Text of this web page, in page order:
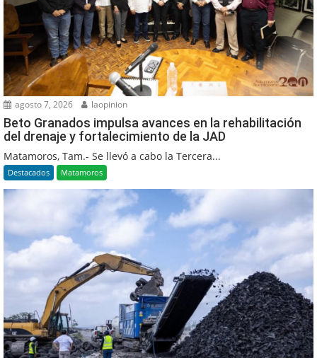
agosto 7, 2026 laopinion
Beto Granados impulsa avances en la rehabilitación
del drenaje y fortalecimiento de la JAD
Matamoros, Tam.- Se llevó a cabo la Tercera...
Destacados Matamoros